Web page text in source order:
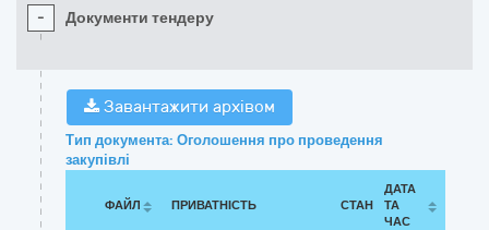
- Документи тендеру
Завантажити архівом
Тип документа: Оголошення про проведення
закупівлі
ФАЙЛ ПРИВАТНІСТЬ СТАН
ДАТА
ТА
ЧАС